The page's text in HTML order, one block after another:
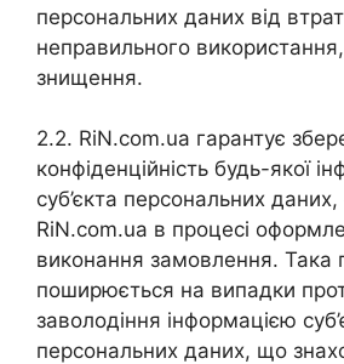
персональних даних від
неправильного
знищення.
2.2. RiN.com.ua гарантує
конфіденційність будь-якої
суб’єкта персональних
RiN.com.ua в процесі
виконання замовлення. Така
поширюється на випадки
заволодіння інформацією
персональних даних, що